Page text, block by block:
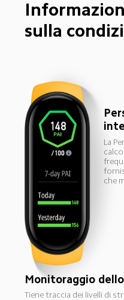
sulla
La
che
Monitoraggio
Tiene traccia dei livelli di